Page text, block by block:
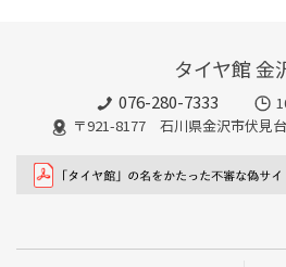
タイヤ館 金
076-280-7333
〒921-8177 石川県金沢市伏見